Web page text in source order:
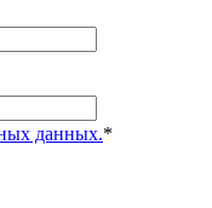
данных.*